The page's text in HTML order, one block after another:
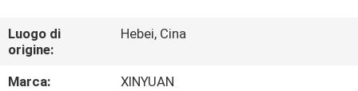
CIRCA
NOI
Luogo di
origine:
Hebei, Cina
Marca:
XINYUAN